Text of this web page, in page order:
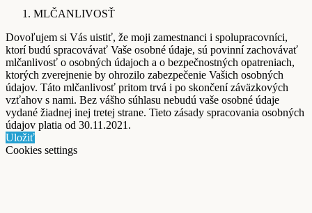
MLČANLIVOSŤ
Dovoľujem si Vás uistiť, že moji zamestnanci i spolupracovníci,
ktorí budú spracovávať Vaše osobné údaje, sú povinní zachovávať
mlčanlivosť o osobných údajoch a o bezpečnostných opatreniach,
ktorých zverejnenie by ohrozilo zabezpečenie Vašich osobných
údajov. Táto mlčanlivosť pritom trvá i po skončení záväzkových
vzťahov s nami. Bez vášho súhlasu nebudú vaše osobné údaje
vydané žiadnej inej tretej strane. Tieto zásady spracovania osobných
údajov platia od 30.11.2021.
Uložiť
Cookies settings